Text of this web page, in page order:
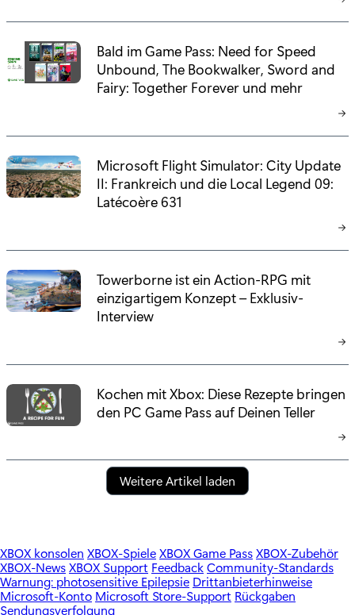
Bald im Game Pass: Need for Speed
Unbound, The Bookwalker, Sword and
Fairy: Together Forever und mehr
Microsoft Flight Simulator: City Update
II: Frankreich und die Local Legend 09:
Latécoère 631
Towerborne ist ein Action-RPG mit
einzigartigem Konzept – Exklusiv-
Interview
Kochen mit Xbox: Diese Rezepte bringen
den PC Game Pass auf Deinen Teller
Weitere Artikel laden
XBOX konsolen XBOX-SpieleXBOX Game PassXBOX-Zubehör
XBOX-NewsXBOX Support FeedbackCommunity-Standards
Warnung: photosensitive Epilepsie Drittanbieterhinweise
Microsoft-Konto Microsoft Store-Support Rückgaben
Sendungsverfolgung